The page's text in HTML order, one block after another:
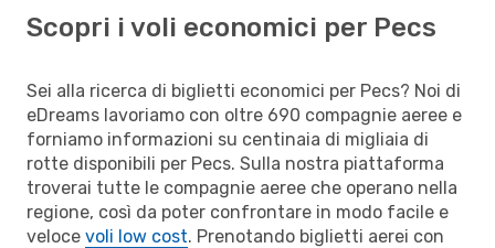
Scopri i voli economici per Pecs
Sei alla ricerca di biglietti economici per Pecs? Noi di
eDreams lavoriamo con oltre 690 compagnie aeree e
forniamo informazioni su centinaia di migliaia di
rotte disponibili per Pecs. Sulla nostra piattaforma
troverai tutte le compagnie aeree che operano nella
regione, così da poter confrontare in modo facile e
veloce voli low cost. Prenotando biglietti aerei con